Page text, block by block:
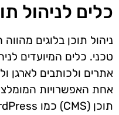
כלים לניהול
טכני. כלים המיועדים
אתרים ולכותבים לארגן
אחת האפשרויות